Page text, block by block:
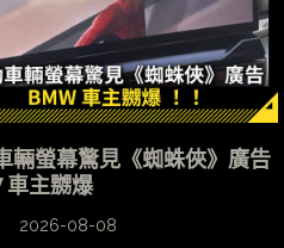
輛螢幕驚見《蜘蛛俠》廣告
車主嬲爆
2026-08-08